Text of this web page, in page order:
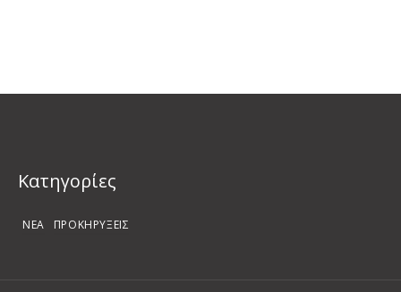
Kατηγορίες
ΝΕΑ ΠΡΟΚΗΡΥΞΕΙΣ